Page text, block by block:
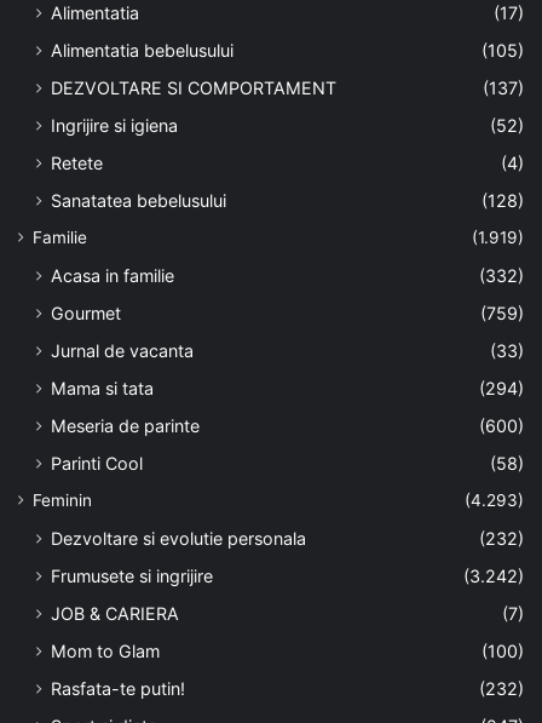
Alimentatia
(17)
Alimentatia bebelusului
(105)
DEZVOLTARE SI COMPORTAMENT
(137)
Ingrijire si igiena
(52)
Retete
(4)
Sanatatea bebelusului
(128)
Familie (1.919)
Acasa in familie
(332)
Gourmet
(759)
Jurnal de vacanta
(33)
Mama si tata
(294)
Meseria de parinte
(600)
Parinti Cool
(58)
Feminin (4.293)
Dezvoltare si evolutie personala
(232)
Frumusete si ingrijire
(3.242)
JOB & CARIERA
(7)
Mom to Glam
(100)
Rasfata-te putin!
(232)